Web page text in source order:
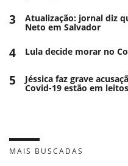
3 Atualização: jornal diz
Neto em Salvador
4 Lula decide morar no
5 Jéssica faz grave
Covid-19 estão em
MAIS BUSCADAS